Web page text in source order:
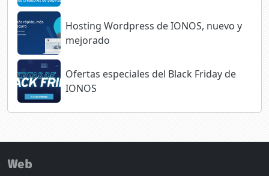
Hosting Wordpress de IONOS, nuevo y
mejorado
Ofertas especiales del Black Friday de
IONOS
Web